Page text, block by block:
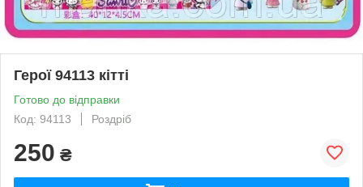
Герої 94113 кітті
Готово до відправки
Код: 94113
Роздріб
250 ₴